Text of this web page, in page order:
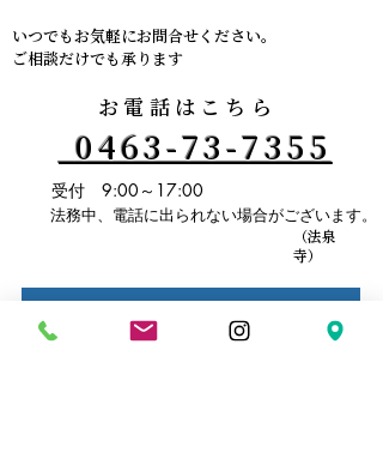
いつでもお気軽にお問合せください。
ご相談だけでも承ります
お電話はこちら
0463-73-7355
受付 9:00～17:00
法務中、電話に出られない場合がございます。
（法泉
寺）
メールでのお問い合わせはこちら